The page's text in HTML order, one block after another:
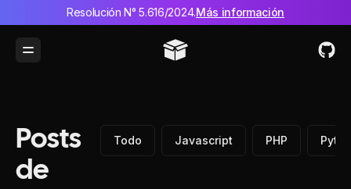
Resolución N° 5.616/2024.Más información
Toggle Menu
Posts
de
Todo Javascript PHP